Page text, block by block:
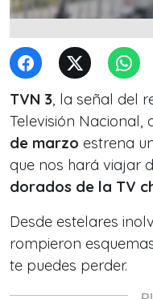
TVN 3, la señal del
Televisión Nacional,
de marzo estrena
que nos hará viajar
dorados de la TV
Desde estelares
rompieron
te puedes perder.